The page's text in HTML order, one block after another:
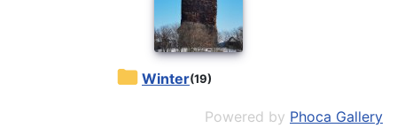
Winter(19)
Powered by Phoca Gallery